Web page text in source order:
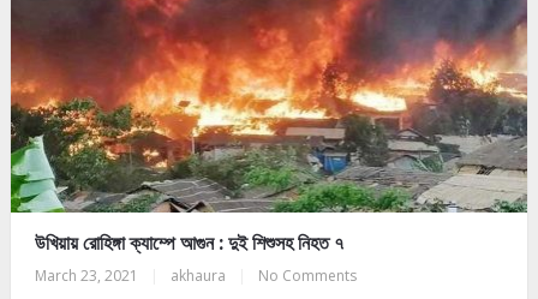
উখিয়ায় রোহিঙ্গা ক্যাম্পে আগুন : দুই শিশুসহ নিহত ৭
March 23, 2021 akhaura No Comments